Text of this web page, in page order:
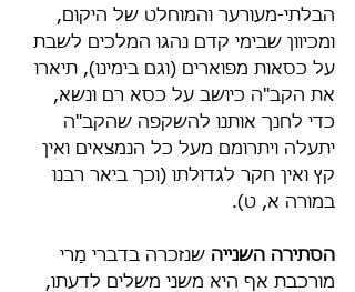
הבלתי-מעורער והמוחלט של היקום,
ומכיוון שבימי קדם נהגו המלכים לשבת
על כסאות מפוארים (וגם בימינו), תיארו
את הקב"ה כיושב על כסא רם ונשא,
כדי לחנך אותנו להשקפה שהקב"ה
יתעלה ויתרומם מעל כל הנמצאים ואין
קץ ואין חקר לגדולתו (וכך ביאר רבנו
במורה א, ט).
הסתירה השנייה שנזכרה בדברי מָרי
מורכבת אף היא משני משלים לדעתו,